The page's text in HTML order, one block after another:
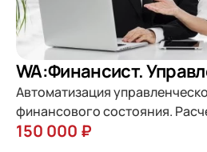
WA:Финансист.
Автоматизация
финансового состояния.
150 000 ₽